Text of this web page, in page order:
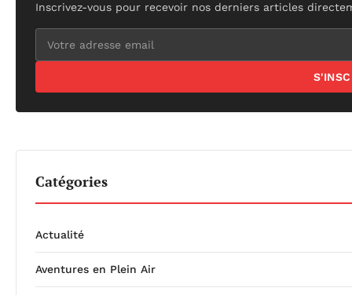
Inscrivez-vous pour recevoir nos derniers articles
Catégories
Actualité
Aventures en Plein Air